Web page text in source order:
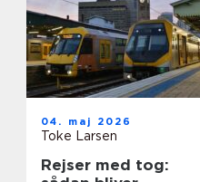
04. maj 2026
Toke Larsen
Rejser med tog: